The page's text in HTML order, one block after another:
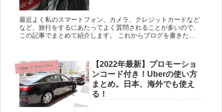
最近よく私のスマートフォン、カメラ、クレジットカードなど
など、旅行をするにあたってよく質問されることが多いので、
この記事でまとめて紹介します。 これからブログを書きた
Uber（ウーバー）
【2022年最新】プロモーショ
ンコード付き！Uberの使い方
まとめ。日本、海外でも使え
る！